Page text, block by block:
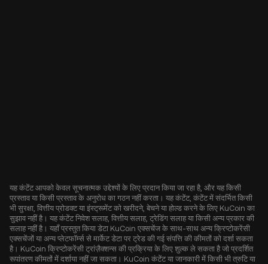
यह कंटेंट आपको केवल सूचनात्मक उद्देश्यों के लिए प्रदान किया जा रहा है, और यह किसी
प्रस्ताव या किसी प्रस्ताव के अनुरोध का गठन नहीं करता। यह कंटेंट, कंटेंट में संदर्भित किसी
भी सुरक्षा, वित्तीय प्रोडक्ट या इंस्ट्रूमेंट को खरीदने, बेचने या होल्ड करने के लिए KuCoin का
सुझाव नहीं है। यह कंटेंट निवेश सलाह, वित्तीय सलाह, ट्रेडिंग सलाह या किसी अन्य प्रकार की
सलाह नहीं है। यहाँ प्रस्तुत किया डेटा KuCoin एक्सचेंज के साथ-साथ अन्य क्रिप्टोकरेंसी
एक्सचेंजों या अन्य प्लेटफॉर्म्स से मार्केट डेटा पर ट्रेड की गई संपत्ति की कीमतों को दर्शा सकता
है। KuCoin क्रिप्टोकरेंसी ट्रांज़ैक्शन्स की प्रक्रिया के लिए शुल्क ले सकता है जो प्रदर्शित
रूपांतरण कीमतों में दर्शाया नहीं जा सकता। KuCoin कंटेंट या जानकारी में किसी भी त्रुटि या